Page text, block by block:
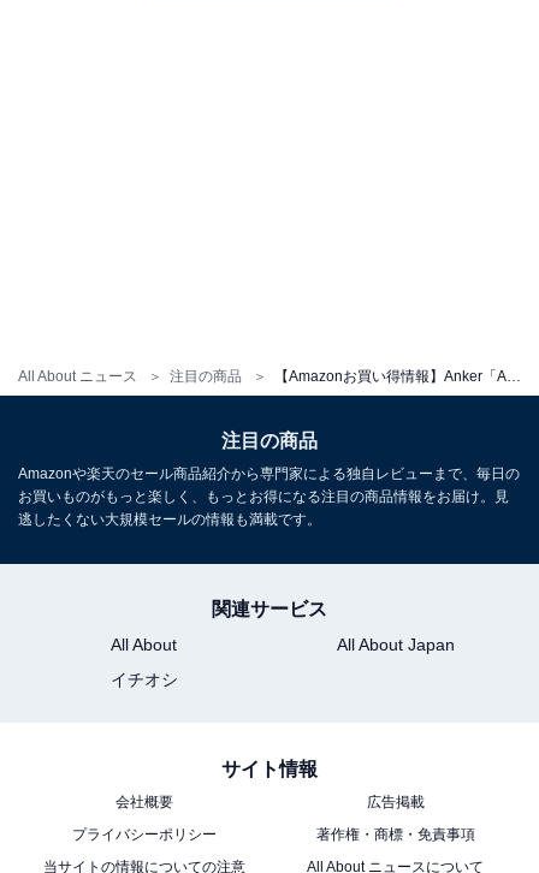
All About ニュース 注目の商品
Amazonで見る
注目の商品
Amazonや楽天のセール商品紹介から専門家による独自レビューまで、毎日の
お買いものがもっと楽しく、もっとお得になる注目の商品情報をお届け。見
逃したくない大規模セールの情報も満載です。
関連サービス
All About
All About Japan
イチオシ
サイト情報
会社概要
広告掲載
プライバシーポリシー
著作権・商標・免責事項
当サイトの情報についての注意
All About ニュースについて